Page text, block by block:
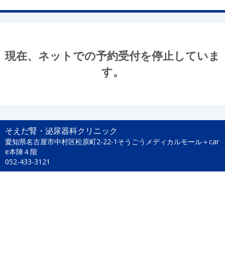
現在、ネットでの予約受付を停止していま
す。
そえだ腎・泌尿器科クリニック
愛知県名古屋市中村区松原町2-22-1そうごうメディカルモール＋car
e本陣４階
052-433-3121